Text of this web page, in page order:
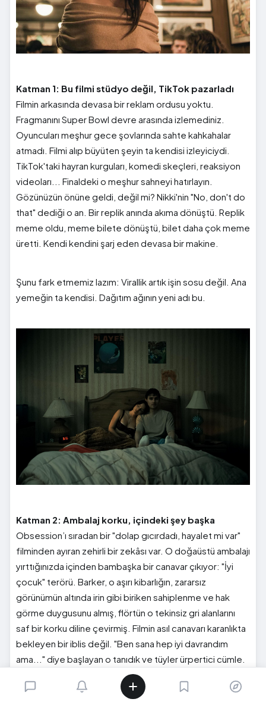
Katman 1: Bu filmi stüdyo değil, TikTok pazarladı
Filmin arkasında devasa bir reklam ordusu yoktu.
Fragmanını Super Bowl devre arasında izlemediniz.
Oyuncuları meşhur gece şovlarında sahte kahkahalar
atmadı. Filmi alıp büyüten şeyin ta kendisi izleyiciydi.
TikTok'taki hayran kurguları, komedi skeçleri, reaksiyon
videoları... Finaldeki o meşhur sahneyi hatırlayın.
Gözünüzün önüne geldi, değil mi? Nikki'nin "No, don't do
that" dediği o an. Bir replik anında akıma dönüştü. Replik
meme oldu, meme bilete dönüştü, bilet daha çok meme
üretti. Kendi kendini şarj eden devasa bir makine.
Şunu fark etmemiz lazım: Virallik artık işin sosu değil. Ana
yemeğin ta kendisi. Dağıtım ağının yeni adı bu.
Katman 2: Ambalaj korku, içindeki şey başka
Obsession’ı sıradan bir "dolap gıcırdadı, hayalet mi var"
filminden ayıran zehirli bir zekâsı var. O doğaüstü ambalajı
yırttığınızda içinden bambaşka bir canavar çıkıyor: "İyi
çocuk" terörü. Barker, o aşırı kibarlığın, zararsız
görünümün altında irin gibi biriken sahiplenme ve hak
görme duygusunu almış, flörtün o tekinsiz gri alanlarını
saf bir korku diline çevirmiş. Filmin asıl canavarı karanlıkta
bekleyen bir iblis değil. "Ben sana hep iyi davrandım
ama..." diye başlayan o tanıdık ve tüyler ürpertici cümle.
İşte tam da bu yüzden insanlar sinemadan çıkıp